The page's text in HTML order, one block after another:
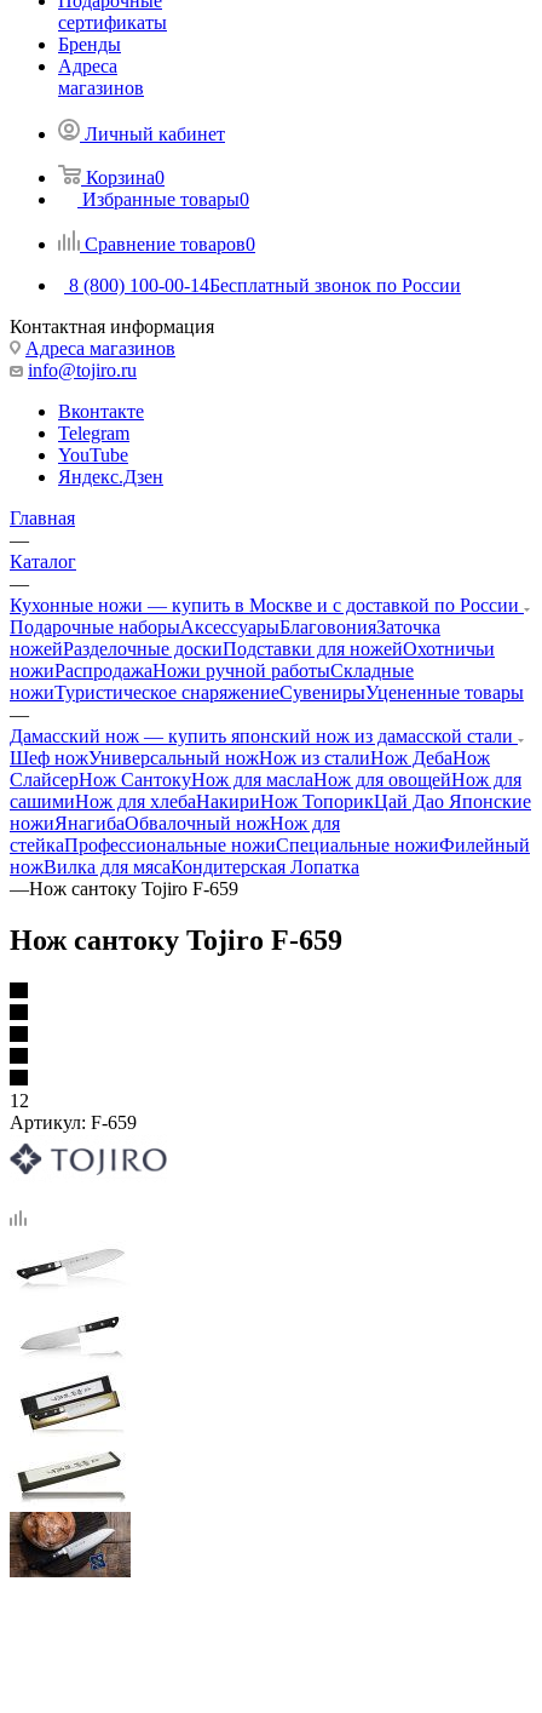
сертификаты
Бренды
Адреса
магазинов
Личный кабинет
Корзина0
Избранные товары0
Сравнение товаров0
8 (800) 100-00-14Бесплатный звонок по России
Контактная информация
Адреса магазинов
info@tojiro.ru
Вконтакте
Telegram
YouTube
Яндекс.Дзен
Главная
—
Каталог
—
Кухонные ножи — купить в Москве и с доставкой по России
Подарочные наборыАксессуарыБлаговонияЗаточка
ножейРазделочные доскиПодставки для ножейОхотничьи
ножиРаспродажаНожи ручной работыСкладные
ножиТуристическое снаряжениеСувенирыУцененные товары
—
Дамасский нож — купить японский нож из дамасской стали
Шеф ножУниверсальный ножНож из сталиНож ДебаНож
СлайсерНож СантокуНож для маслаНож для овощейНож для
сашимиНож для хлебаНакириНож ТопорикЦай Дао Японские
ножиЯнагибаОбвалочный ножНож для
стейкаПрофессиональные ножиСпециальные ножиФилейный
ножВилка для мясаКондитерская Лопатка
—Нож сантоку Tojiro F-659
Нож сантоку Tojiro F-659
12
Артикул: F-659